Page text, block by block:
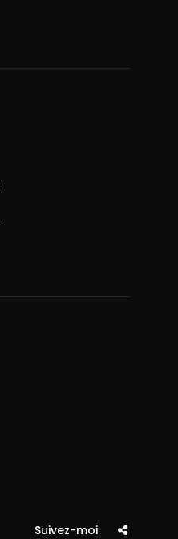
Suivez-moi